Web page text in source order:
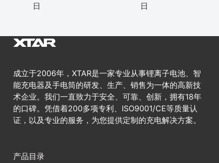
日
日
成立于2006年，XTAR是一家专业从事锂离子电池、智
能充电器及手电筒的研发、生产、销售为一体的高新技
术企业。我们一直致力于安全、可靠、创新，拥有18年
的口碑。凭借着200多项专利、ISO9001/CE等质量认
证，以及专业的服务，为您提供定制的充电解决方案。
产品目录